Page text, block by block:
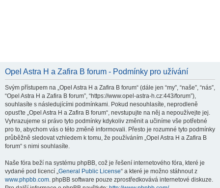
Opel Astra H a Zafira B forum - Podmínky pro užívání
Svým přístupem na „Opel Astra H a Zafira B forum“ (dále jen “my”, “naše”, “nás”,
“Opel Astra H a Zafira B forum”, “https://www.opel-astra-h.cz:443/forum”),
souhlasíte s následujícími podmínkami. Pokud nesouhlasíte, neprodleně
opusťte „Opel Astra H a Zafira B forum“, nevstupujte na něj a nepoužívejte jej.
Vyhrazujeme si právo tyto podmínky kdykoliv změnit a učiníme vše potřebné
pro to, abychom vás o této změně informovali. Přesto je rozumné tyto podmínky
průběžně sledovat vzhledem k tomu, že používáním „Opel Astra H a Zafira B
forum“ s nimi souhlasíte.
Naše fóra beží na systému phpBB, což je řešení internetového fóra, které je
vydané pod licencí „General Public License“ a které je možno stáhnout z
www.phpbb.com. phpBB software pouze zprostředkovává internetové diskuze.